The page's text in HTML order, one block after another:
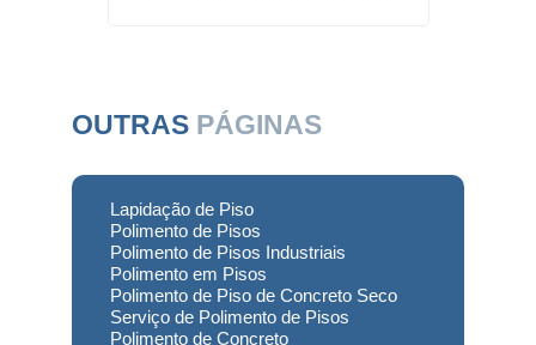
OUTRAS PÁGINAS
Lapidação de Piso
Polimento de Pisos
Polimento de Pisos Industriais
Polimento em Pisos
Polimento de Piso de Concreto Seco
Serviço de Polimento de Pisos
Polimento de Concreto